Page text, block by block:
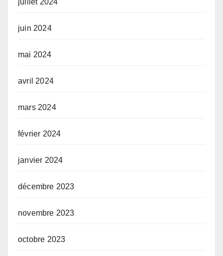
juin 2024
mai 2024
avril 2024
mars 2024
février 2024
janvier 2024
décembre 2023
novembre 2023
octobre 2023